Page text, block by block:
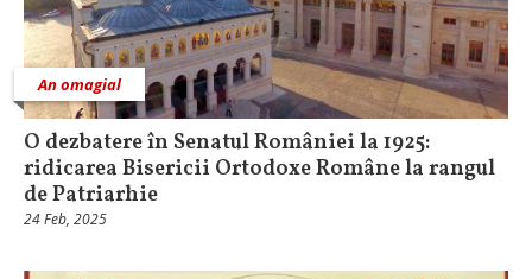
An omagial
O dezbatere în Senatul României la 1925:
ridicarea Bisericii Ortodoxe Române la rangul
de Patriarhie
24 Feb, 2025